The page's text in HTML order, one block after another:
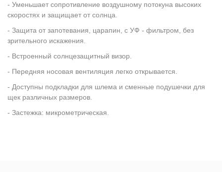
- Уменьшает сопротивление воздушному потокуна высоких
скоростях и защищает от солнца.
- Защита от запотевания, царапин, с УФ - фильтром, без
зрительного искажения.
- Встроенный солнцезащитный визор.
- Передняя носовая вентиляция легко открывается.
- Доступны подкладки для шлема и сменные подушечки для
щек различных размеров.
- Застежка: микрометрическая.